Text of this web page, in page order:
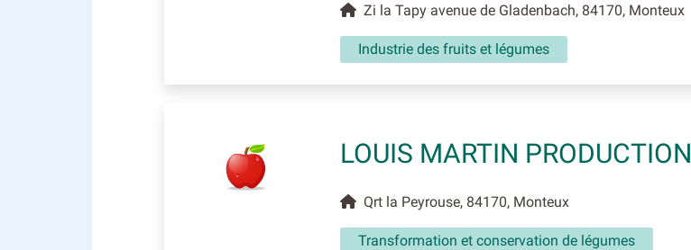
Zi la Tapy avenue de Gladenbach, 84170, Monteux
Industrie des fruits et légumes
LOUIS MARTIN PRODUCTION
Qrt la Peyrouse, 84170, Monteux
Transformation et conservation de légumes